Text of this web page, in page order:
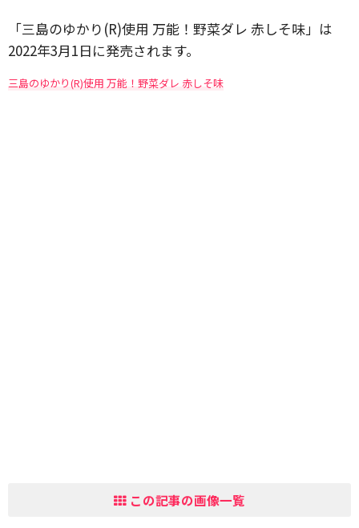
「三島のゆかり(R)使用 万能！野菜ダレ 赤しそ味」は
2022年3月1日に発売されます。
三島のゆかり(R)使用 万能！野菜ダレ 赤しそ味
この記事の画像一覧